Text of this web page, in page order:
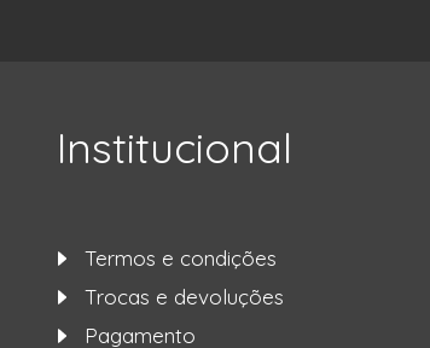
Institucional
Termos e condições
Trocas e devoluções
Pagamento